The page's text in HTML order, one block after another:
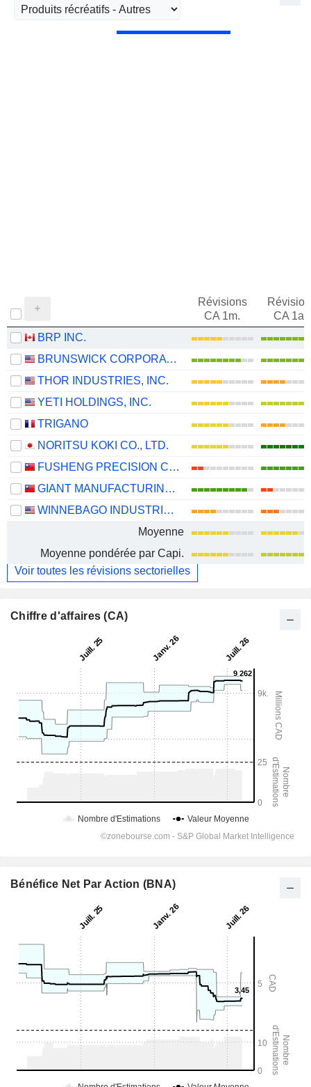
Révisions
CA 1m.
CA 1an
BRP INC.
BRUNSWICK CORPORATION
THOR INDUSTRIES, INC.
YETI HOLDINGS, INC.
TRIGANO
NORITSU KOKI CO., LTD.
FUSHENG PRECISION CO., LTD.
GIANT MANUFACTURING CO., LTD.
WINNEBAGO INDUSTRIES, INC.
Moyenne
Moyenne pondérée par Capi.
Voir toutes les révisions sectorielles
Chiffre d'affaires (CA)
Bénéfice Net Par Action (BNA)